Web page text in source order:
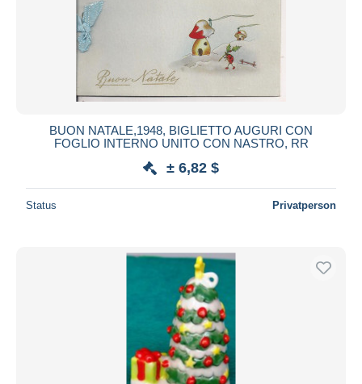
BUON NATALE,1948, BIGLIETTO AUGURI CON
FOGLIO INTERNO UNITO CON NASTRO, RR
± 6,82 $
Status Privatperson